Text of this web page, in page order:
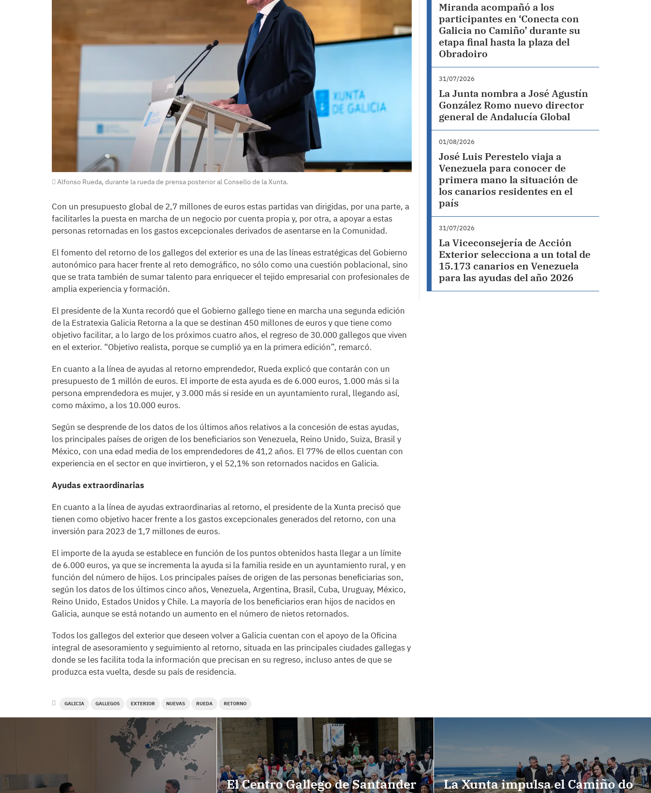
Alfonso Rueda, durante la rueda de prensa posterior al Consello de la Xunta.
Con un presupuesto global de 2,7 millones de euros estas partidas van dirigidas, por una parte, a
facilitarles la puesta en marcha de un negocio por cuenta propia y, por otra, a apoyar a estas
personas retornadas en los gastos excepcionales derivados de asentarse en la Comunidad.
El fomento del retorno de los gallegos del exterior es una de las líneas estratégicas del Gobierno
autonómico para hacer frente al reto demográfico, no sólo como una cuestión poblacional, sino
que se trata también de sumar talento para enriquecer el tejido empresarial con profesionales de
amplia experiencia y formación.
El presidente de la Xunta recordó que el Gobierno gallego tiene en marcha una segunda edición
de la Estratexia Galicia Retorna a la que se destinan 450 millones de euros y que tiene como
objetivo facilitar, a lo largo de los próximos cuatro años, el regreso de 30.000 gallegos que viven
en el exterior. “Objetivo realista, porque se cumplió ya en la primera edición”, remarcó.
En cuanto a la línea de ayudas al retorno emprendedor, Rueda explicó que contarán con un
presupuesto de 1 millón de euros. El importe de esta ayuda es de 6.000 euros, 1.000 más si la
persona emprendedora es mujer, y 3.000 más si reside en un ayuntamiento rural, llegando así,
como máximo, a los 10.000 euros.
Según se desprende de los datos de los últimos años relativos a la concesión de estas ayudas,
los principales países de origen de los beneficiarios son Venezuela, Reino Unido, Suiza, Brasil y
México, con una edad media de los emprendedores de 41,2 años. El 77% de ellos cuentan con
experiencia en el sector en que invirtieron, y el 52,1% son retornados nacidos en Galicia.
Ayudas extraordinarias
En cuanto a la línea de ayudas extraordinarias al retorno, el presidente de la Xunta precisó que
tienen como objetivo hacer frente a los gastos excepcionales generados del retorno, con una
inversión para 2023 de 1,7 millones de euros.
El importe de la ayuda se establece en función de los puntos obtenidos hasta llegar a un límite
de 6.000 euros, ya que se incrementa la ayuda si la familia reside en un ayuntamiento rural, y en
función del número de hijos. Los principales países de origen de las personas beneficiarias son,
según los datos de los últimos cinco años, Venezuela, Argentina, Brasil, Cuba, Uruguay, México,
Reino Unido, Estados Unidos y Chile. La mayoría de los beneficiarios eran hijos de nacidos en
Galicia, aunque se está notando un aumento en el número de nietos retornados.
Todos los gallegos del exterior que deseen volver a Galicia cuentan con el apoyo de la Oficina
integral de asesoramiento y seguimiento al retorno, situada en las principales ciudades gallegas y
donde se les facilita toda la información que precisan en su regreso, incluso antes de que se
produzca esta vuelta, desde su país de residencia.
GALICIA GALLEGOS EXTERIOR NUEVAS RUEDA RETORNO
Miranda acompañó a los
participantes en ‘Conecta con
Galicia no Camiño’ durante su
etapa final hasta la plaza del
Obradoiro
31/07/2026
La Junta nombra a José Agustín
González Romo nuevo director
general de Andalucía Global
01/08/2026
José Luis Perestelo viaja a
Venezuela para conocer de
primera mano la situación de
los canarios residentes en el
país
31/07/2026
La Viceconsejería de Acción
Exterior selecciona a un total de
15.173 canarios en Venezuela
para las ayudas del año 2026
El Centro Gallego de Santander
La Xunta impulsa el Camiño do